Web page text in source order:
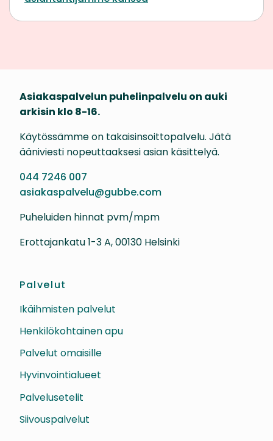
Asiakaspalvelun puhelinpalvelu on auki
arkisin klo 8-16.
Käytössämme on takaisinsoittopalvelu. Jätä
ääniviesti nopeuttaaksesi asian käsittelyä.
044 7246 007
asiakaspalvelu@gubbe.com
Puheluiden hinnat pvm/mpm
Erottajankatu 1-3 A, 00130 Helsinki
Palvelut
Ikäihmisten palvelut
Henkilökohtainen apu
Palvelut omaisille
Hyvinvointialueet
Palvelusetelit
Siivouspalvelut